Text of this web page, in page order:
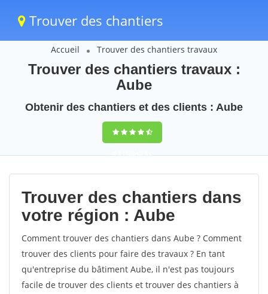
Trouver des chantiers
Accueil Trouver des chantiers travaux
Trouver des chantiers travaux :
Aube
Obtenir des chantiers et des clients : Aube
9,5(100%)51
votes
Trouver des chantiers dans
votre région : Aube
Comment trouver des chantiers dans Aube ? Comment
trouver des clients pour faire des travaux ? En tant
qu'entreprise du bâtiment Aube, il n'est pas toujours
facile de trouver des clients et trouver des chantiers à